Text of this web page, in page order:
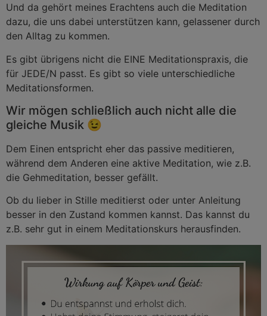
Und da gehört meines Erachtens auch die Meditation
dazu, die uns dabei unterstützen kann, gelassener durch
den Alltag zu kommen.
Es gibt übrigens nicht die EINE Meditationspraxis, die
für JEDE/N passt. Es gibt so viele unterschiedliche
Meditationsformen.
Wir mögen schließlich auch nicht alle die
gleiche Musik 😉
Dem Einen entspricht eher das passive meditieren,
während dem Anderen eine aktive Meditation, wie z.B.
die Gehmeditation, besser gefällt.
Ob du lieber in Stille meditierst oder unter Anleitung
besser in den Zustand kommen kannst. Das kannst du
z.B. sehr gut in einem Meditationskurs herausfinden.